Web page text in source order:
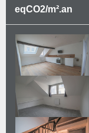
eqCO2/m².an